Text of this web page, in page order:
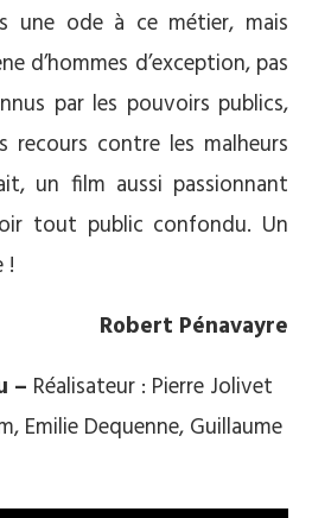
une ode à ce métier, mais
d’hommes d’exception, pas
par les pouvoirs publics,
contre les malheurs
un film aussi passionnant
tout public confondu. Un
!
Robert Pénavayre
– Réalisateur : Pierre Jolivet
Emilie Dequenne, Guillaume